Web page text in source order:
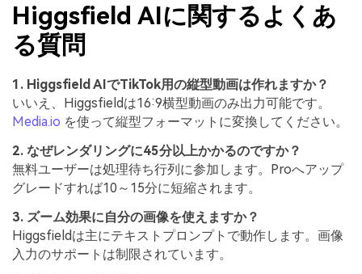
Higgsfield AIに関するよくあ
る質問
1. Higgsfield AIでTikTok用の縦型動画は作れますか？
いいえ、Higgsfieldは16:9横型動画のみ出力可能です。
Media.io を使って縦型フォーマットに変換してください。
2. なぜレンダリングに45分以上かかるのですか？
無料ユーザーは処理待ち行列に参加します。Proへアップ
グレードすれば10～15分に短縮されます。
3. ズーム効果に自分の画像を使えますか？
Higgsfieldは主にテキストプロンプトで動作します。画像
入力のサポートは制限されています。